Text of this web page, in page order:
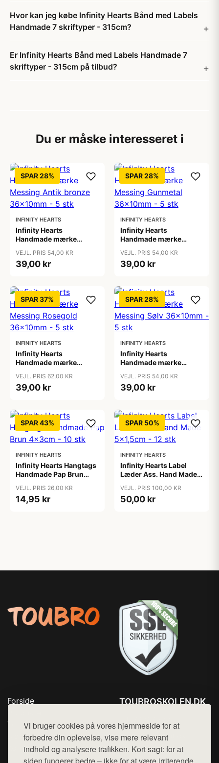
Vi bruger cookies på vores hjemmeside for at
forbedre din oplevelse, vise mere relevant
indhold og analysere trafikken. Kort sagt: for at
Hvor kan jeg købe Infinity Hearts Bånd med Labels
Handmade 7 skriftyper - 315cm?
Er Infinity Hearts Bånd med Labels Handmade 7
skriftyper - 315cm på tilbud?
Du er måske interesseret i
SPAR 28%
INFINITY HEARTS
Infinity Hearts
Handmade mærke
36x10mm - 5 stk
VEJL. PRIS 54,00 KR
39,00 kr
SPAR 28%
INFINITY HEARTS
Infinity Hearts
Handmade mærke
36x10mm - 5 stk
VEJL. PRIS 54,00 KR
39,00 kr
SPAR 37%
INFINITY HEARTS
Infinity Hearts
Handmade mærke
36x10mm - 5 stk
VEJL. PRIS 62,00 KR
39,00 kr
SPAR 28%
INFINITY HEARTS
Infinity Hearts
Handmade mærke
- 5 stk
VEJL. PRIS 54,00 KR
39,00 kr
SPAR 43%
INFINITY HEARTS
Infinity Hearts Hangtags
Handmade Pap Brun
VEJL. PRIS 26,00 KR
14,95 kr
SPAR 50%
INFINITY HEARTS
Infinity Hearts Label
Læder Ass. Hand Made
VEJL. PRIS 100,00 KR
50,00 kr
Forside
Top Rabatter
Blog
Kontakt
TOUBROSKOLEN.DK
Mail: hej@want.dk
Cookie- og privatlivspolitik